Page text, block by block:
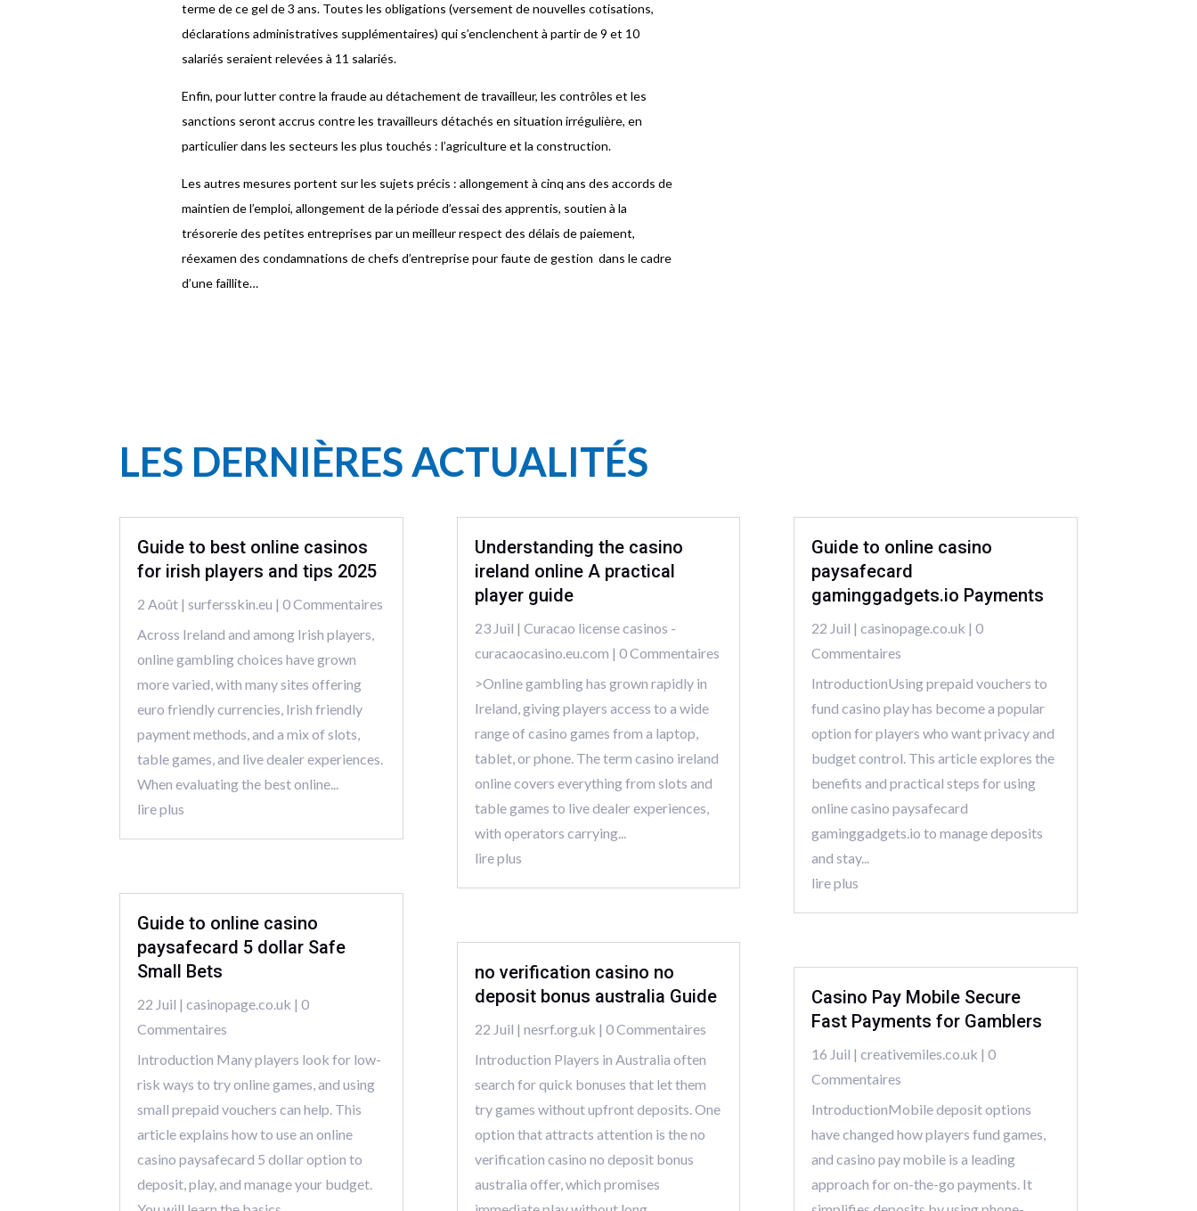
terme de ce gel de 3 ans. Toutes les obligations (versement de nouvelles cotisations,
déclarations administratives supplémentaires) qui s’enclenchent à partir de 9 et 10
salariés seraient relevées à 11 salariés.
Enfin, pour lutter contre la fraude au détachement de travailleur, les contrôles et les
sanctions seront accrus contre les travailleurs détachés en situation irrégulière, en
particulier dans les secteurs les plus touchés : l’agriculture et la construction.
Les autres mesures portent sur les sujets précis : allongement à cinq ans des accords de
maintien de l’emploi, allongement de la période d’essai des apprentis, soutien à la
trésorerie des petites entreprises par un meilleur respect des délais de paiement,
réexamen des condamnations de chefs d’entreprise pour faute de gestion dans le cadre
d’une faillite…
LES DERNIÈRES ACTUALITÉS
Guide to best online casinos
for irish players and tips 2025
2 Août |surfersskin.eu | 0 Commentaires
Across Ireland and among Irish players,
online gambling choices have grown
more varied, with many sites offering
euro friendly currencies, Irish friendly
payment methods, and a mix of slots,
table games, and live dealer experiences.
When evaluating the best online...
lire plus
Guide to online casino
paysafecard 5 dollar Safe
Small Bets
22 Juil |casinopage.co.uk | 0
Commentaires
Introduction Many players look for low-
risk ways to try online games, and using
small prepaid vouchers can help. This
article explains how to use an online
casino paysafecard 5 dollar option to
deposit, play, and manage your budget.
Understanding the casino
ireland online A practical
player guide
23 Juil | Curacao license casinos -
curacaocasino.eu.com | 0 Commentaires
>Online gambling has grown rapidly in
Ireland, giving players access to a wide
range of casino games from a laptop,
tablet, or phone. The term casino ireland
online covers everything from slots and
table games to live dealer experiences,
with operators carrying...
lire plus
no verification casino no
deposit bonus australia Guide
22 Juil | nesrf.org.uk | 0 Commentaires
Introduction Players in Australia often
search for quick bonuses that let them
try games without upfront deposits. One
option that attracts attention is the no
verification casino no deposit bonus
australia offer, which promises
Guide to online casino
paysafecard
gaminggadgets.io Payments
22 Juil | casinopage.co.uk | 0
Commentaires
IntroductionUsing prepaid vouchers to
fund casino play has become a popular
option for players who want privacy and
budget control. This article explores the
benefits and practical steps for using
online casino paysafecard
gaminggadgets.io to manage deposits
and stay...
lire plus
Casino Pay Mobile Secure
Fast Payments for Gamblers
16 Juil | creativemiles.co.uk | 0
Commentaires
IntroductionMobile deposit options
have changed how players fund games,
and casino pay mobile is a leading
approach for on-the-go payments. It